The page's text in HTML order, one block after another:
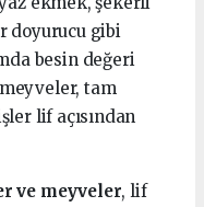
doyurucu gibi
besin değeri
meyveler, tam
lif açısından
ve meyveler, lif